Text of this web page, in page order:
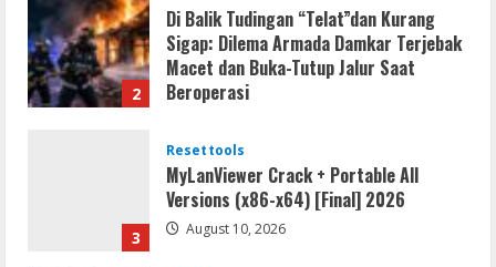
3
Resettools
MyLanViewer Crack + Portable All
Versions (x86-x64) [Final] 2026
August 10, 2026
4
Umum
Hasil Tes Urine Positif Sabu, Dua
Pemuda Asal Umpu Semenguk
Diamankan Polres Way Kanan